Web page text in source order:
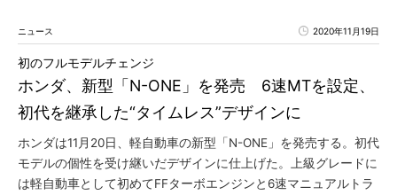
ニュース 2020年11月19日
ホンダ、新型「N-ONE」を発売 6速MTを設定、
初代を継承した“タイムレス”デザインに
初のフルモデルチェンジ
ホンダは11月20日、軽自動車の新型「N-ONE」を発売する。初代
モデルの個性を受け継いだデザインに仕上げた。上級グレードに
は軽自動車として初めてFFターボエンジンと6速マニュアルトラ